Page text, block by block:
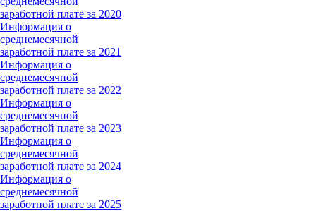
заработной плате за 2020
Информация о
среднемесячной
заработной плате за 2021
Информация о
среднемесячной
заработной плате за 2022
Информация о
среднемесячной
заработной плате за 2023
Информация о
среднемесячной
заработной плате за 2024
Информация о
среднемесячной
заработной плате за 2025